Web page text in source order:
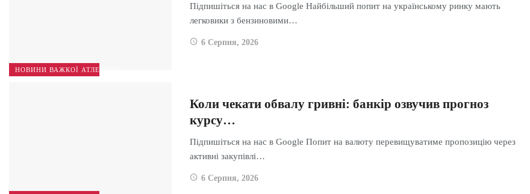
НОВИНИ ВАЖКОЇ АТЛЕТИКИ
Підпишіться на нас в Google Найбільший попит на українському ринку мають
легковики з бензиновими…
6 Серпня, 2026
Коли чекати обвалу гривні: банкір озвучив прогноз
курсу…
Підпишіться на нас в Google Попит на валюту перевищуватиме пропозицію через
активні закупівлі…
6 Серпня, 2026